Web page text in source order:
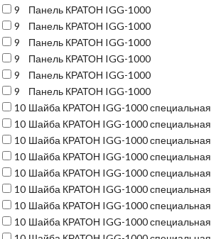
9
Панель КРАТОН IGG-1000
9
Панель КРАТОН IGG-1000
9
Панель КРАТОН IGG-1000
9
Панель КРАТОН IGG-1000
9
Панель КРАТОН IGG-1000
9
Панель КРАТОН IGG-1000
10 Шайба КРАТОН IGG-1000 специальная
10 Шайба КРАТОН IGG-1000 специальная
10 Шайба КРАТОН IGG-1000 специальная
10 Шайба КРАТОН IGG-1000 специальная
10 Шайба КРАТОН IGG-1000 специальная
10 Шайба КРАТОН IGG-1000 специальная
10 Шайба КРАТОН IGG-1000 специальная
10 Шайба КРАТОН IGG-1000 специальная